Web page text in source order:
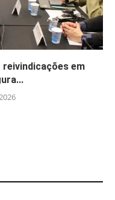
em